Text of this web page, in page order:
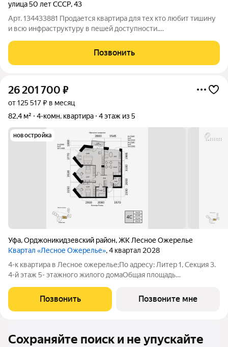
улица 50 лет СССР,43
Арт. 134433881 Продается квартира для тех кто любит тишину
и всю инфраструктуру в пешей доступности.
кухня 6 кв.м. В квартире поменяны все сантехнические трубы.
Санузел в плитке. Работающий
Позвонить
26 201 700 ₽
от 125 517 ₽ в месяц
82,4 м²
4-комн. квартира 4 этаж из 5
новостройка
Уфа,Орджоникидзевский район,ЖК Лесное Ожерелье
Квартал «Лесное Ожерелье», 4 квартал 2028
4-к квартира в Лесное ожерелье;По адресу: Литер 1, Секция 3.
4-й этаж 5- этажного жилого домаОбщая площадь
Трест".Срок окончания строительства: 4 квартал 2028
года.Квартира с свободной планировкой,
Позвонить Позвоните мне
Сохраняйте поиск и не упускайте